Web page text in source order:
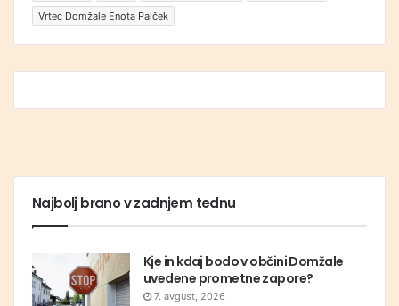
Vrtec Domžale Enota Palček
Najbolj brano v zadnjem tednu
Kje in kdaj bodo v občini Domžale
uvedene prometne zapore?
7. avgust, 2026